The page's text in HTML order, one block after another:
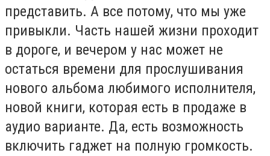
представить. А все потому, что мы уже
привыкли. Часть нашей жизни проходит
в дороге, и вечером у нас может не
остаться времени для прослушивания
нового альбома любимого исполнителя,
новой книги, которая есть в продаже в
аудио варианте. Да, есть возможность
включить гаджет на полную громкость.